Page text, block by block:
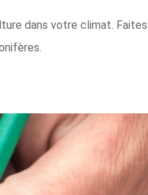
dans votre climat. Faites